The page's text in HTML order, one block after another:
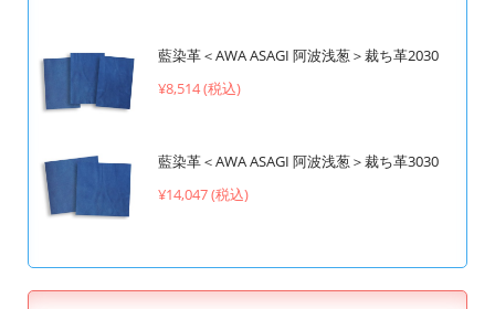
藍染革＜AWA ASAGI 阿波浅葱＞裁ち革2030
¥8,514 (税込)
藍染革＜AWA ASAGI 阿波浅葱＞裁ち革3030
¥14,047 (税込)